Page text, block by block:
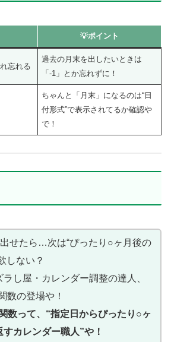
💡ポイント
忘れる
過去の月末を出したいときは
「-1」とか忘れずに！
ちゃんと「月末」になるのは“日
付形式”で表示されてるか確認や
で！
出せたら…次は“ぴったり○ヶ月後の
しない？
ラし屋・カレンダー調整の達人、
数の登場や！
数って、“指定日からぴったり○ヶ
すカレンダー職人”や！